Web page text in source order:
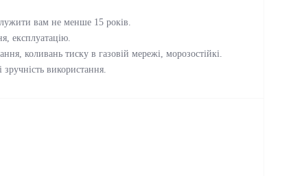
вам не менше 15 років.
експлуатацію.
коливань тиску в газовій мережі, морозостійкі.
використання.